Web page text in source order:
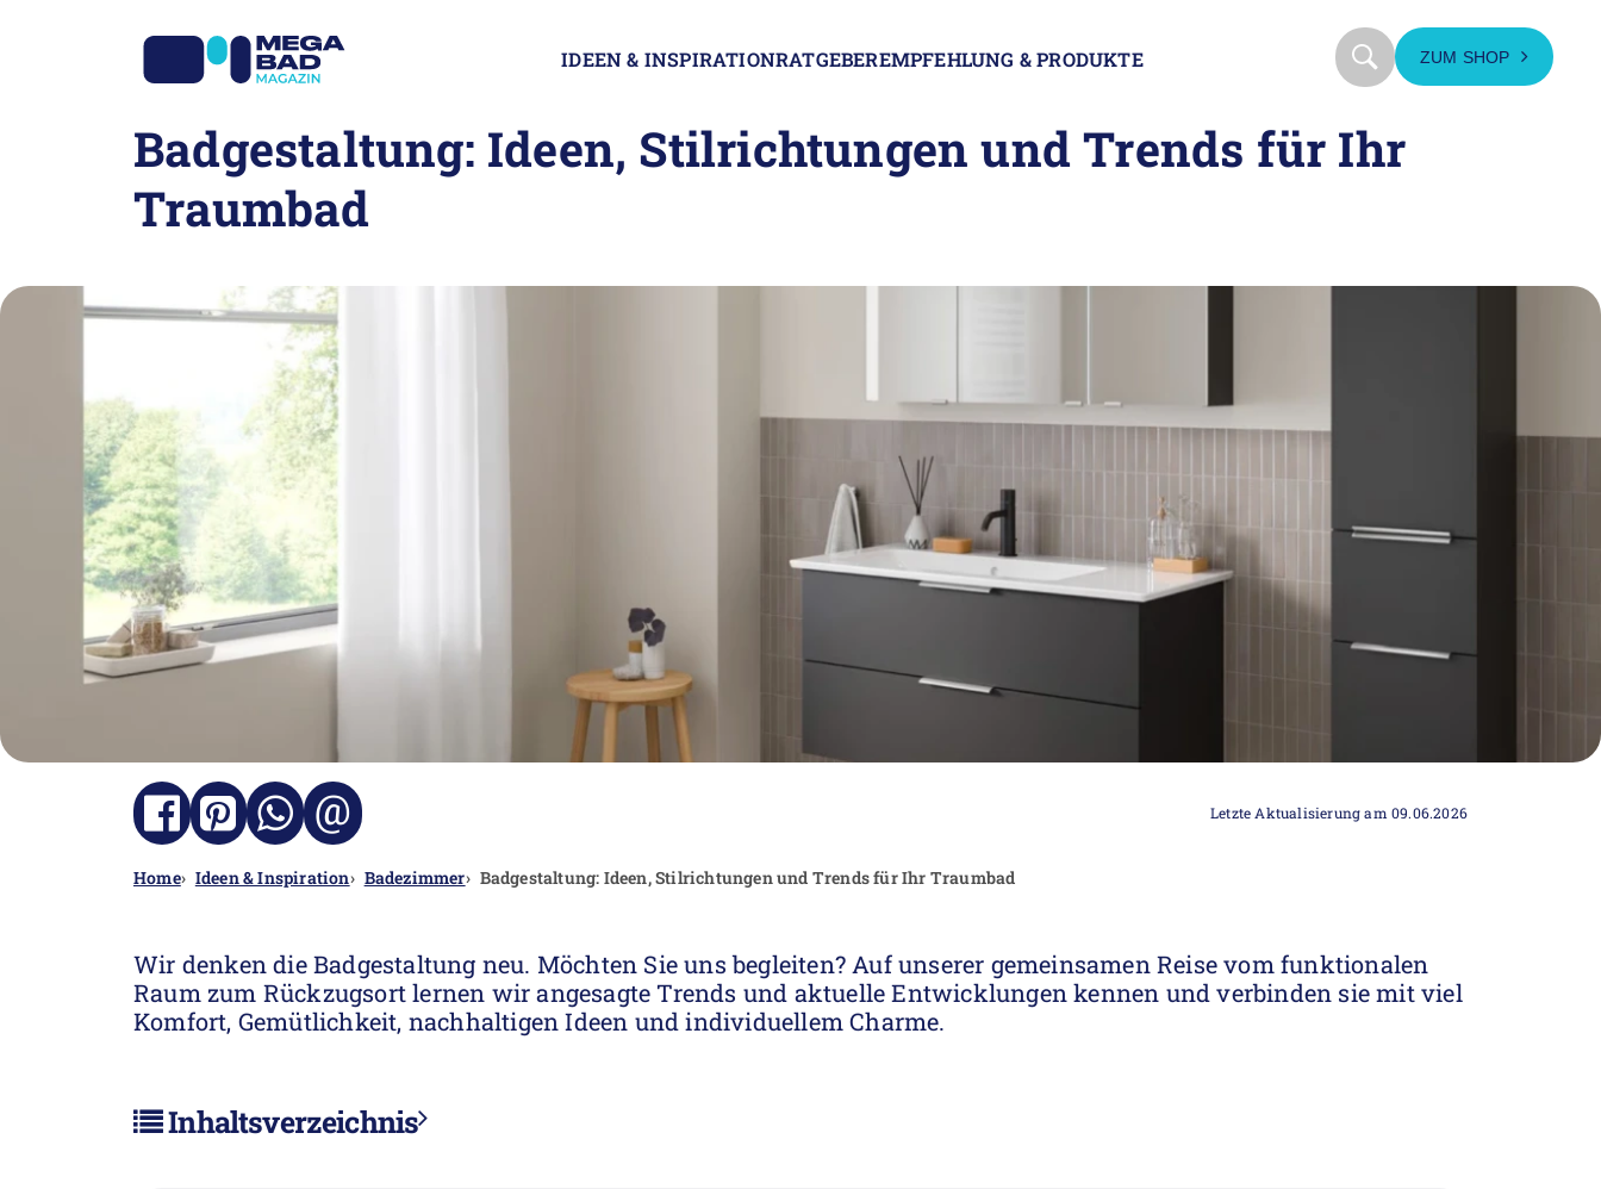
IDEEN & INSPIRATIONRATGEBEREMPFEHLUNG & PRODUKTE ZUM SHOP
Badgestaltung: Ideen, Stilrichtungen und Trends für Ihr
Traumbad
@ Letzte Aktualisierung am 09.06.2026
Home Ideen & Inspiration Badezimmer Badgestaltung: Ideen, Stilrichtungen und Trends für Ihr Traumbad
Wir denken die Badgestaltung neu. Möchten Sie uns begleiten? Auf unserer gemeinsamen Reise vom funktionalen
Raum zum Rückzugsort lernen wir angesagte Trends und aktuelle Entwicklungen kennen und verbinden sie mit viel
Komfort, Gemütlichkeit, nachhaltigen Ideen und individuellem Charme.
Inhaltsverzeichnis